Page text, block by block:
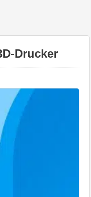
Drucker